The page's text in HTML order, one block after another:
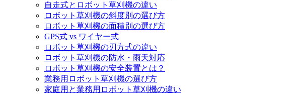
自走式とロボット草刈機の違い
ロボット草刈機の斜度別の選び方
ロボット草刈機の面積別の選び方
GPS式 vs ワイヤー式
ロボット草刈機の刃方式の違い
ロボット草刈機の防水・雨天対応
ロボット草刈機の安全装置とは？
業務用ロボット草刈機の選び方
家庭用と業務用ロボット草刈機の違い